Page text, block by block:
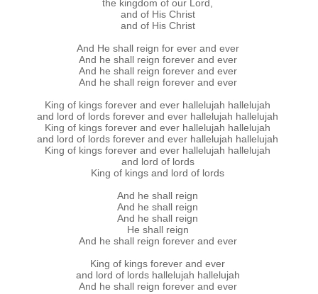
the kingdom of our Lord,
and of His Christ
and of His Christ
And He shall reign for ever and ever
And he shall reign forever and ever
And he shall reign forever and ever
And he shall reign forever and ever
King of kings forever and ever hallelujah hallelujah
and lord of lords forever and ever hallelujah hallelujah
King of kings forever and ever hallelujah hallelujah
and lord of lords forever and ever hallelujah hallelujah
King of kings forever and ever hallelujah hallelujah
and lord of lords
King of kings and lord of lords
And he shall reign
And he shall reign
And he shall reign
He shall reign
And he shall reign forever and ever
King of kings forever and ever
and lord of lords hallelujah hallelujah
And he shall reign forever and ever